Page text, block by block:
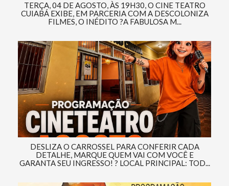
TERÇA, 04 DE AGOSTO, ÀS 19H30, O CINE TEATRO
CUIABÁ EXIBE, EM PARCERIA COM A DESCOLONIZA
FILMES, O INÉDITO ?A FABULOSA M...
DESLIZA O CARROSSEL PARA CONFERIR CADA
DETALHE, MARQUE QUEM VAI COM VOCÊ E
GARANTA SEU INGRESSO! ? LOCAL PRINCIPAL: TOD...